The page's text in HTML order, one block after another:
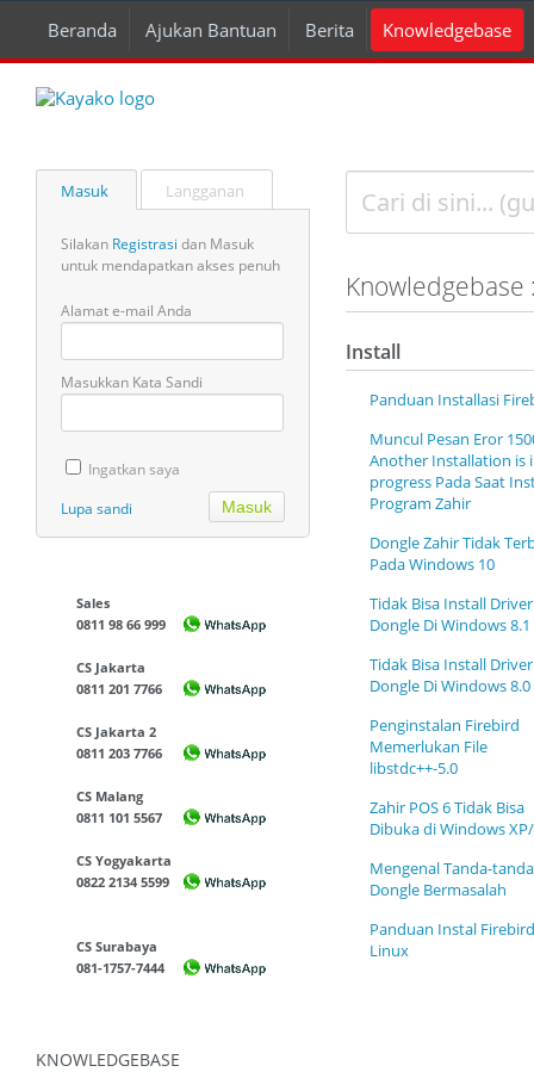
Beranda Ajukan Bantuan Berita Knowledgebase
Masuk Langganan
Silakan Registrasi dan Masuk
untuk mendapatkan akses penuh
Alamat e-mail Anda
Masukkan Kata Sandi
Ingatkan saya
Lupa sandi
Sales
0811 98 66 999
CS Jakarta
0811 201 7766
CS Jakarta 2
0811 203 7766
CS Malang
0811 101 5567
CS Yogyakarta
0822 2134 5599
CS Surabaya
081-1757-7444
KNOWLEDGEBASE
Install
Panduan Installasi
Muncul Pesan Eror
Another Installation is
progress Pada Saat
Program Zahir
Dongle Zahir Tidak
Pada Windows 10
Tidak Bisa Install Driver
Dongle Di Windows 8.1
Tidak Bisa Install Driver
Dongle Di Windows 8.0
Penginstalan Firebird
Memerlukan File
libstdc++-5.0
Zahir POS 6 Tidak Bisa
Dibuka di Windows
Mengenal Tanda-tanda
Dongle Bermasalah
Panduan Instal
Linux